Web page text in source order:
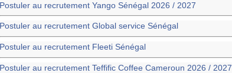
Postuler au recrutement Yango Sénégal 2026 / 2027
Postuler au recrutement Global service Sénégal
Postuler au recrutement Fleeti Sénégal
Postuler au recrutement Teffific Coffee Cameroun 2026 / 2027